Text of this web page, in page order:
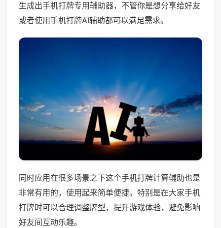
生成出手机打牌专用辅助器，不管你是想分享给好友
或者使用手机打牌AI辅助都可以满足需求。
同时应用在很多场景之下这个手机打牌计算辅助也是
非常有用的，使用起来简单便捷。特别是在大家手机
打牌时可以合理调整牌型，提升游戏体验，避免影响
好友间互动乐趣。